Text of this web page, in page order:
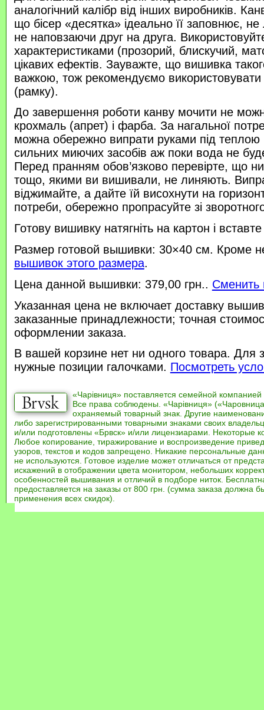
аналогічний калібр від інших виробників.
що бісер «десятка» ідеально її заповнює,
не наповзаючи друг на друга.
характеристиками (прозорий, блискучий,
цікавих ефектів. Зауважте, що вишивка
важкою, тож рекомендуємо
(рамку).
До завершення роботи канву мочити не
крохмаль (апрет) і фарба. За нагальної
можна обережно випрати руками під
сильних миючих засобів аж поки вода не
Перед пранням обов’язково перевірте, що
тощо, якими ви вишивали, не линяють.
віджимайте, а дайте їй висохнути на
потреби, обережно пропрасуйте зі
Готову вишивку натягніть на картон і
Размер готовой вышивки: 30×40 см. Кроме
вышивок этого размера.
Цена данной вышивки: 379,00 грн.. Сменить
Указанная цена не включает доставку
заказанные принадлежности; точная
оформлении заказа.
В вашей корзине нет ни одного товара. Для
нужные позиции галочками. Посмотреть
«Чарівниця» поставляется семейной компанией
Все права соблюдены. «Чарівниця»
охраняемый товарный знак. Другие
либо зарегистрированными товарными знаками своих
и/или подготовлены «Брвск» и/или лицензиарами. Некоторые
Любое копирование, тиражирование и воспроизведение
узоров, текстов и кодов запрещено. Никакие персональные
не используются. Готовое изделие может отличаться от
искажений в отображении цвета монитором, небольших
особенностей вышивания и отличий в подборе ниток.
предоставляется на заказы от 800 грн. (сумма заказа должна
применения всех скидок).